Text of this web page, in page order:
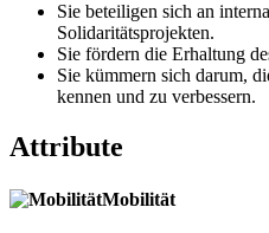
Sie beteiligen sich an
Solidaritätsprojekten.
Sie fördern die Erhaltung
Sie kümmern sich darum,
kennen und zu verbessern.
Attribute
Mobilität